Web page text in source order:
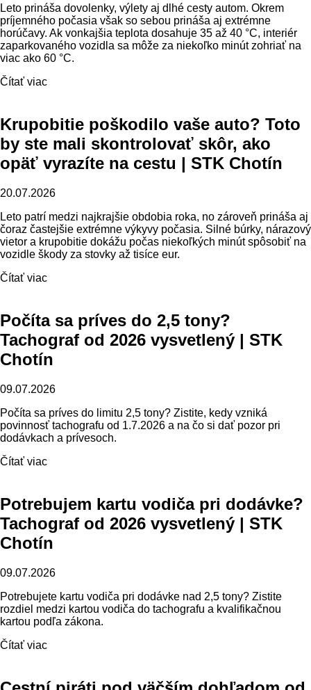
Leto prináša dovolenky, výlety aj dlhé cesty autom. Okrem
príjemného počasia však so sebou prináša aj extrémne
horúčavy. Ak vonkajšia teplota dosahuje 35 až 40 °C, interiér
zaparkovaného vozidla sa môže za niekoľko minút zohriať na
viac ako 60 °C.
Čítať viac
Krupobitie poškodilo vaše auto? Toto
by ste mali skontrolovať skôr, ako
opäť vyrazíte na cestu | STK Chotín
20.07.2026
Leto patrí medzi najkrajšie obdobia roka, no zároveň prináša aj
čoraz častejšie extrémne výkyvy počasia. Silné búrky, nárazový
vietor a krupobitie dokážu počas niekoľkých minút spôsobiť na
vozidle škody za stovky až tisíce eur.
Čítať viac
Počíta sa príves do 2,5 tony?
Tachograf od 2026 vysvetlený | STK
Chotín
09.07.2026
Počíta sa príves do limitu 2,5 tony? Zistite, kedy vzniká
povinnosť tachografu od 1.7.2026 a na čo si dať pozor pri
dodávkach a prívesoch.
Čítať viac
Potrebujem kartu vodiča pri dodávke?
Tachograf od 2026 vysvetlený | STK
Chotín
09.07.2026
Potrebujete kartu vodiča pri dodávke nad 2,5 tony? Zistite
rozdiel medzi kartou vodiča do tachografu a kvalifikačnou
kartou podľa zákona.
Čítať viac